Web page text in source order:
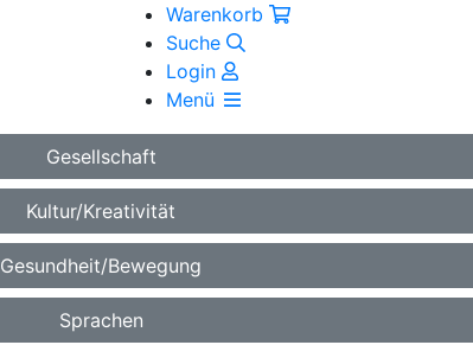
Warenkorb
Suche
Login
Menü
Gesellschaft
Kultur/Kreativität
Gesundheit/Bewegung
Sprachen